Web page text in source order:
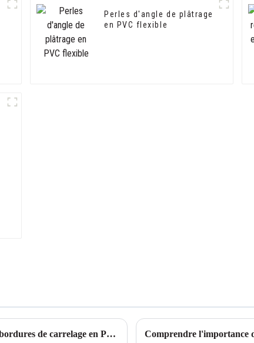
Perles d'angle de plâtrage
en PVC flexible
Améliorez vos projets de carrelage avec les bordures de carrelage en PVC Leguwe